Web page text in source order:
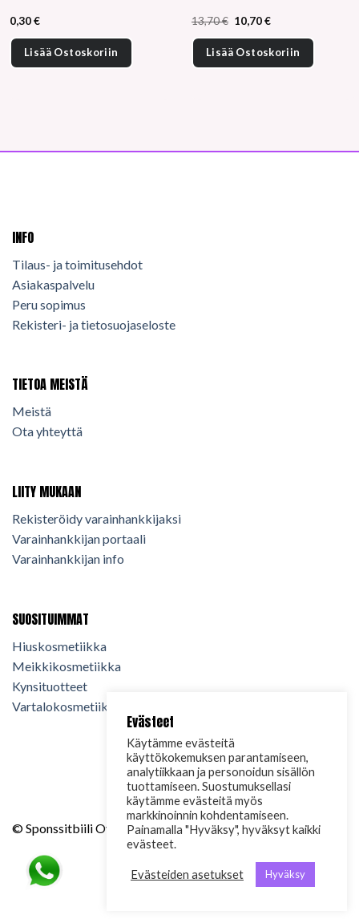
0,30€
Lisää Ostoskoriin
13,70€ Alkuperäinen
hinta
oli:
13,70 €.
10,70€Nykyinen
on:
10,70 €.
Lisää Ostoskoriin
INFO
Tilaus- ja toimitusehdot
Asiakaspalvelu
Peru sopimus
Rekisteri- ja tietosuojaseloste
TIETOA MEISTÄ
Meistä
Ota yhteyttä
LIITY MUKAAN
Rekisteröidy varainhankkijaksi
Varainhankkijan portaali
Varainhankkijan info
SUOSITUIMMAT
Hiuskosmetiikka
Meikkikosmetiikka
Kynsituotteet
Vartalokosmetiikka
© Sponssitbiili Oy. 2024. Kaikki oikeudet pidätetään.
Evästeet
Käytämme evästeitä
käyttökokemuksen parantamiseen,
analytiikkaan ja personoidun sisällön
tuottamiseen. Suostumuksellasi
käytämme evästeitä myös
markkinoinnin kohdentamiseen.
Painamalla "Hyväksy", hyväksyt kaikki
evästeet.
Evästeiden asetukset Hyväksy